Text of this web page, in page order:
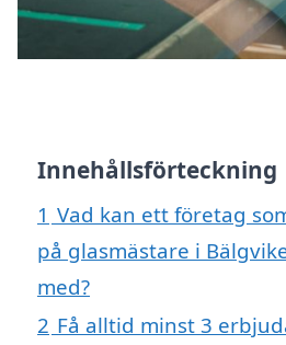
Innehållsförteckning
1 Vad kan ett företag
på glasmästare i
med?
2 Få alltid minst 3